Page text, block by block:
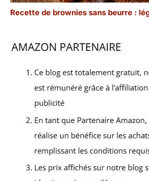
Recette de brownies sans beurre :